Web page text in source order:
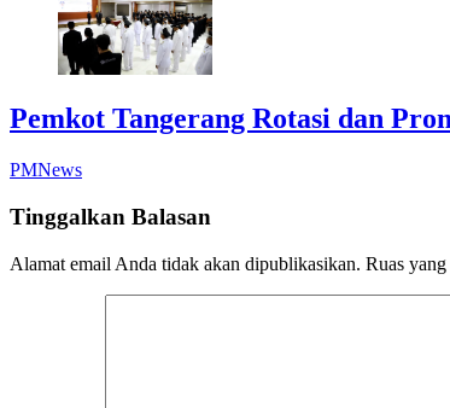
Pemkot Tangerang Rotasi dan
PMNews
Tinggalkan Balasan
Alamat email Anda tidak akan dipublikasikan. Ruas